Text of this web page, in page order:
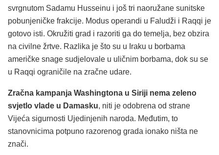
svrgnutom Sadamu Husseinu i još tri naoružane sunitske
pobunjeničke frakcije. Modus operandi u Faludži i Raqqi je
gotovo isti. Okružiti grad i razoriti ga do temelja, bez obzira
na civilne žrtve. Razlika je što su u Iraku u borbama
američke snage sudjelovale u uličnim borbama, dok su se
u Raqqi ograničile na zračne udare.
Zračna kampanja Washingtona u Siriji nema zeleno
svjetlo vlade u Damasku, niti je odobrena od strane
Vijeća sigurnosti Ujedinjenih naroda. Međutim, to
stanovnicima potpuno razorenog grada ionako ništa ne
znači.